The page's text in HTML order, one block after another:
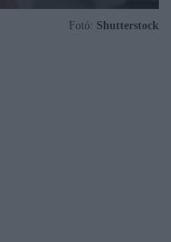
Fotó: Shutterstock